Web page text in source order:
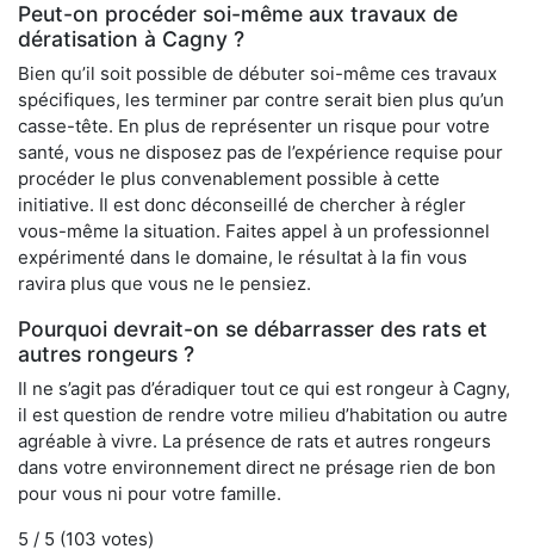
Peut-on procéder soi-même aux travaux de
dératisation à Cagny ?
Bien qu’il soit possible de débuter soi-même ces travaux
spécifiques, les terminer par contre serait bien plus qu’un
casse-tête. En plus de représenter un risque pour votre
santé, vous ne disposez pas de l’expérience requise pour
procéder le plus convenablement possible à cette
initiative. Il est donc déconseillé de chercher à régler
vous-même la situation. Faites appel à un professionnel
expérimenté dans le domaine, le résultat à la fin vous
ravira plus que vous ne le pensiez.
Pourquoi devrait-on se débarrasser des rats et
autres rongeurs ?
Il ne s’agit pas d’éradiquer tout ce qui est rongeur à Cagny,
il est question de rendre votre milieu d’habitation ou autre
agréable à vivre. La présence de rats et autres rongeurs
dans votre environnement direct ne présage rien de bon
pour vous ni pour votre famille.
5 / 5 (103 votes)